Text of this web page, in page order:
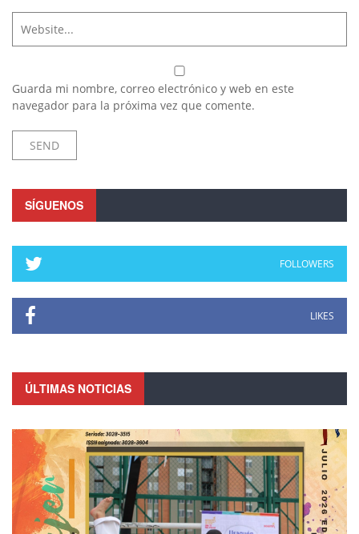
Guarda mi nombre, correo electrónico y web en este
navegador para la próxima vez que comente.
SÍGUENOS
FOLLOWERS
LIKES
ÚLTIMAS NOTICIAS